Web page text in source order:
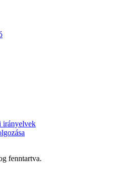
irányelvek
fenntartva.